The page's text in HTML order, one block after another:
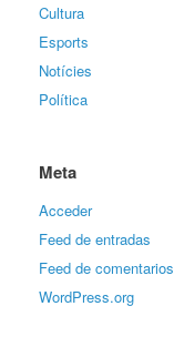
Cultura
Esports
Notícies
Política
Meta
Acceder
Feed de entradas
Feed de comentarios
WordPress.org